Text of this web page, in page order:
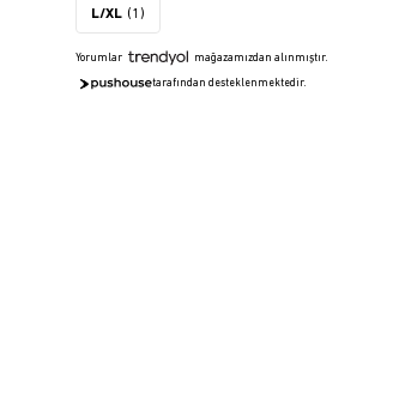
L/XL (1)
Yorumlar mağazamızdan alınmıştır.
tarafından desteklenmektedir.